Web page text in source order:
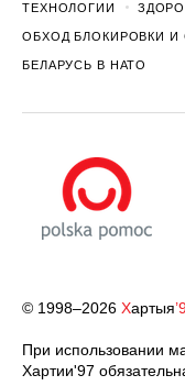
ТЕХНОЛОГИИ
ОБХОД БЛОКИРОВКИ И
БЕЛАРУСЬ В НАТО
© 1998–2026 Хартыя
При использовании
Хартии'97